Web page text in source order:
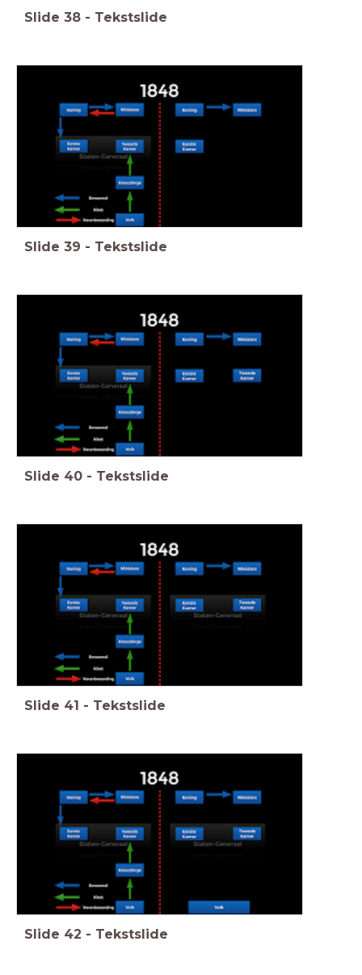
Slide 38 - Tekstslide
Slide 39 - Tekstslide
Slide 40 - Tekstslide
Slide 41 - Tekstslide
Slide 42 - Tekstslide